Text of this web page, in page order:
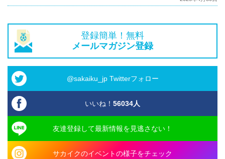
登録簡単！無料
メールマガジン登録
@sakaiku_jp Twitterフォロー
いいね！ 56034人
友達登録して最新情報を見逃さない！
サカイクのイベントの様子をチェック